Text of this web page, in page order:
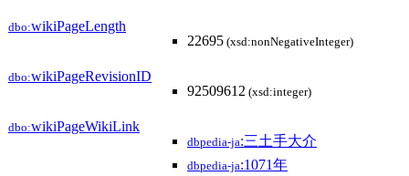
dbo:wikiPageLength
22695 (xsd:nonNegativeInteger)
dbo:wikiPageRevisionID
92509612 (xsd:integer)
dbo:wikiPageWikiLink
dbpedia-ja:三土手大介
dbpedia-ja:1071年